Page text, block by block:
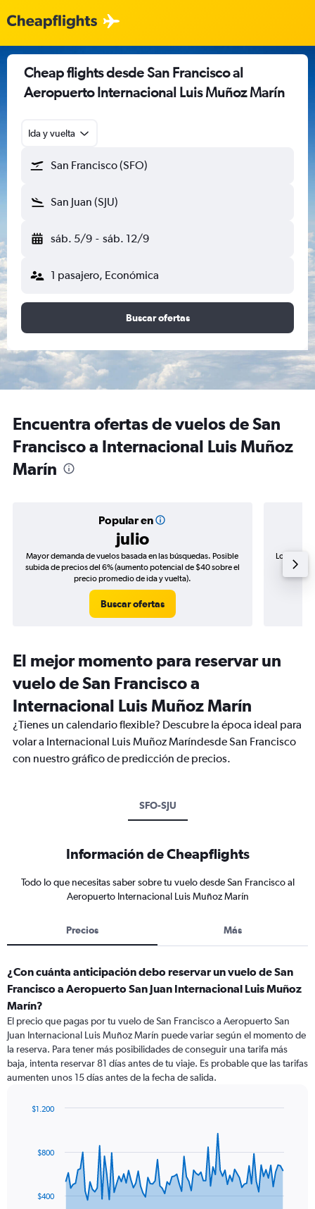
Cheap flights desde San Francisco al
Aeropuerto Internacional Luis Muñoz Marín
Ida y vuelta
San Francisco (SFO)
San Juan (SJU)
sáb. 5/9 - sáb. 12/9
1 pasajero, Económica
Buscar ofertas
Encuentra ofertas de vuelos de San
Francisco a Internacional Luis Muñoz
Marín
Popular en
julio
Mayor demanda de vuelos basada en las búsquedas. Posible
subida de precios del 6% (aumento potencial de $40 sobre el
precio promedio de ida y vuelta).
Buscar ofertas
Los
de
El mejor momento para reservar un
vuelo de San Francisco a
Internacional Luis Muñoz Marín
¿Tienes un calendario flexible? Descubre la época ideal para
volar a Internacional Luis Muñoz Maríndesde San Francisco
con nuestro gráfico de predicción de precios.
SFO-SJU
Información de Cheapflights
Todo lo que necesitas saber sobre tu vuelo desde San Francisco al
Aeropuerto Internacional Luis Muñoz Marín
Precios Más
¿Con cuánta anticipación debo reservar un vuelo de San
Francisco a Aeropuerto San Juan Internacional Luis Muñoz
Marín?
El precio que pagas por tu vuelo de San Francisco a Aeropuerto San
Juan Internacional Luis Muñoz Marín puede variar según el momento de
la reserva. Para tener más posibilidades de conseguir una tarifa más
baja, intenta reservar 81 días antes de tu viaje. Es probable que las tarifas
aumenten unos 15 días antes de la fecha de salida.
data
The$400
$800
$1.200